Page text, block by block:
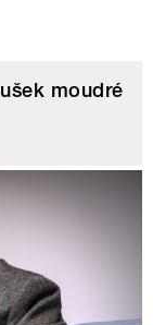
moudré